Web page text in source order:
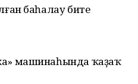
баһалау бите
машинаһында ҡаҙаҡ